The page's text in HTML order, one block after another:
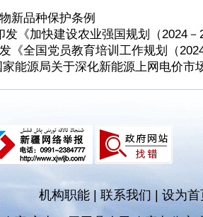
新品种保护条例
《加快建设农业强国规划（2024－
《全国党员教育培训工作规划（
能源局关于深化新能源上网电价
机构职能 联系我们|设为首